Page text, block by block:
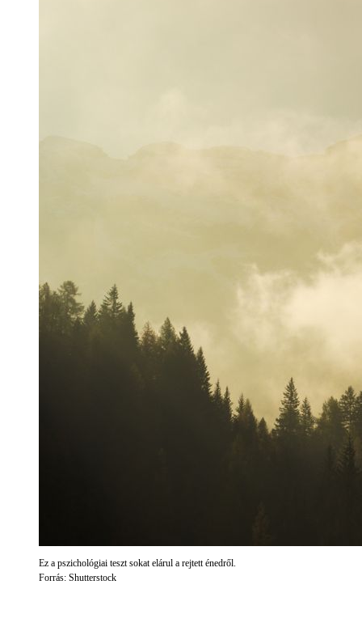
Ez a pszichológiai teszt sokat elárul a rejtett énedről.
Forrás: Shutterstock